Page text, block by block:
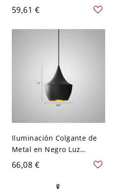
pantalla en forma de
cúpula de 12" de ancho y
1 luz para comedor estilo
59,61 €
Iluminación Colgante de
Metal en Negro Luz
Suspendida Industrial 1
Cabeza para Cantina - 110
A 120 V Negro Cono
66,08 €